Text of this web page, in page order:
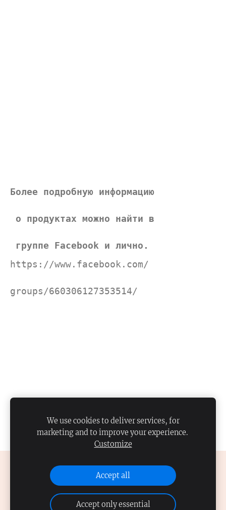
Более подробную информацию
о продуктах можно найти в
группе Facebook и лично.
https://www.facebook.com/
groups/660306127353514/
ФАЙЛЫ COOKIE
We use cookies to deliver services, for
marketing and to improve your experience.
Customize
Accept all
Accept only essential